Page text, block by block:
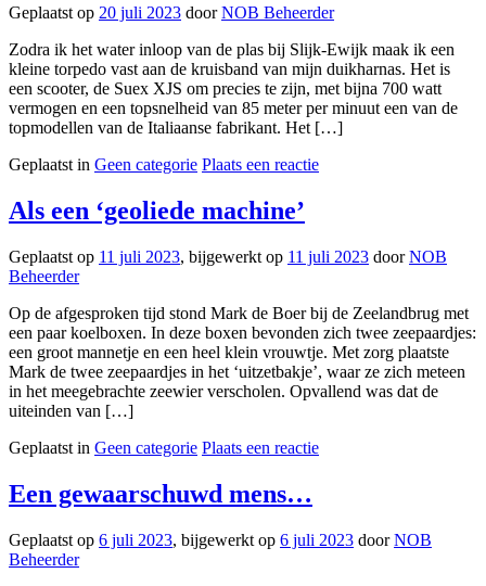
Geplaatst op 20 juli 2023 doorNOB Beheerder
Zodra ik het water inloop van de plas bij Slijk-Ewijk maak ik een
kleine torpedo vast aan de kruisband van mijn duikharnas. Het is
een scooter, de Suex XJS om precies te zijn, met bijna 700 watt
vermogen en een topsnelheid van 85 meter per minuut een van de
topmodellen van de Italiaanse fabrikant. Het […]
Geplaatst in Geen categorie Plaats een reactie
Als een ‘geoliede machine’
Geplaatst op 11 juli 2023, bijgewerkt op 11 juli 2023 doorNOB
Beheerder
Op de afgesproken tijd stond Mark de Boer bij de Zeelandbrug met
een paar koelboxen. In deze boxen bevonden zich twee zeepaardjes:
een groot mannetje en een heel klein vrouwtje. Met zorg plaatste
Mark de twee zeepaardjes in het ‘uitzetbakje’, waar ze zich meteen
in het meegebrachte zeewier verscholen. Opvallend was dat de
uiteinden van […]
Geplaatst in Geen categorie Plaats een reactie
Een gewaarschuwd mens…
Geplaatst op 6 juli 2023, bijgewerkt op 6 juli 2023 doorNOB
Beheerder